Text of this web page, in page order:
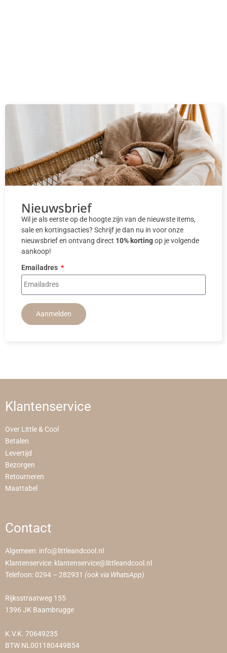
Nieuwsbrief
Wil je als eerste op de hoogte zijn van de nieuwste items,
sale en kortingsacties? Schrijf je dan nu in voor onze
nieuwsbrief en ontvang direct 10% kortingop je volgende
aankoop!
Emailadres
Aanmelden
Klantenservice
Over Little & Cool
Betalen
Levertijd
Bezorgen
Retourneren
Maattabel
Contact
Algemeen: info@littleandcool.nl
Klantenservice: klantenservice@littleandcool.nl
Telefoon: 0294 – 282931 (ook via WhatsApp)
Rijksstraatweg 155
1396 JK Baambrugge
K.V.K. 70649235
BTW NL001180449B54